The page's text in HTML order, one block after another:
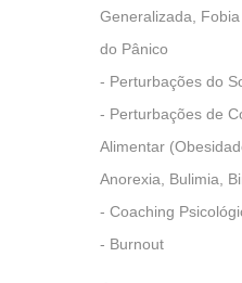
Generalizada,
do Pânico
- Perturbações do
- Perturbações de
Alimentar
Anorexia, Bulimia,
- Coaching
- Burnout